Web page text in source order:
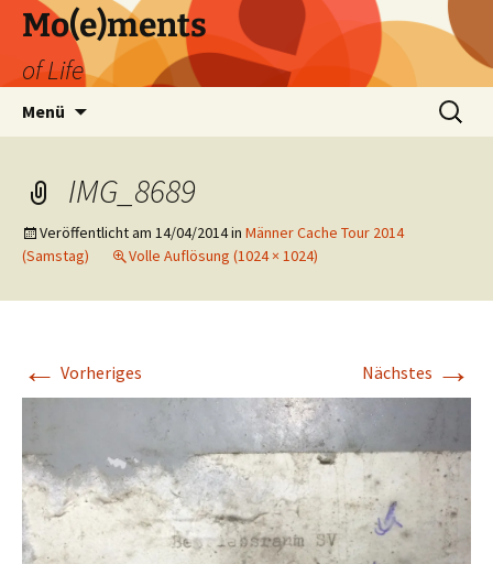
Zum
Inhalt
springen
Mo(e)ments
of Life
Menü
Suchen
nach:
IMG_8689
Veröffentlicht am 14/04/2014in Männer Cache Tour 2014
(Samstag)
Volle Auflösung (1024 × 1024)
← Vorheriges Nächstes →